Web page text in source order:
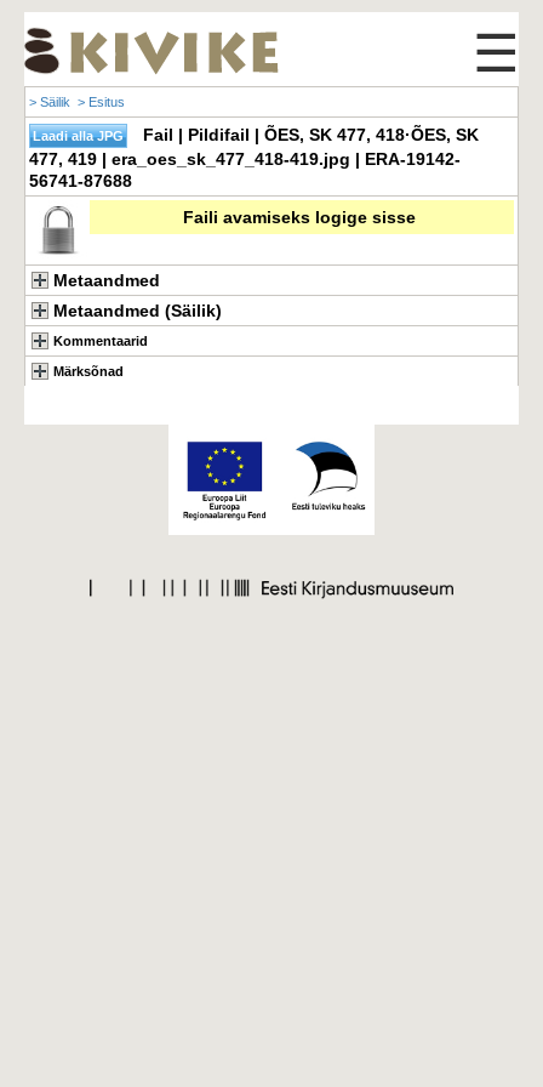
☰
> Säilik > Esitus
Fail | Pildifail | ÕES, SK 477, 418·ÕES, SK
477, 419 | era_oes_sk_477_418-419.jpg | ERA-19142-
56741-87688
Faili avamiseks logige sisse
Metaandmed
Metaandmed (Säilik)
Kommentaarid
Märksõnad